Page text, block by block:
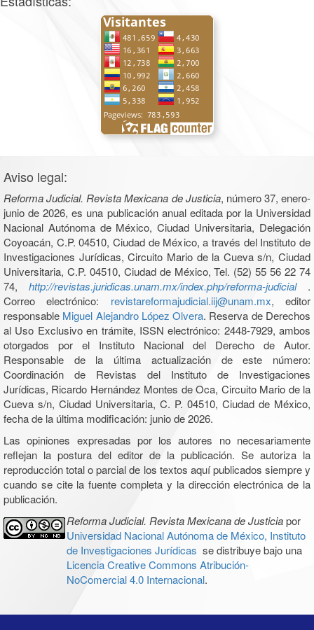
Aviso legal:
Reforma Judicial. Revista Mexicana de Justicia, número 37, enero-
junio de 2026, es una publicación anual editada por la Universidad
Nacional Autónoma de México, Ciudad Universitaria, Delegación
Coyoacán, C.P. 04510, Ciudad de México, a través del Instituto de
Investigaciones Jurídicas, Circuito Mario de la Cueva s/n, Ciudad
Universitaria, C.P. 04510, Ciudad de México, Tel. (52) 55 56 22 74
74, http://revistas.juridicas.unam.mx/index.php/reforma-judicial .
Correo electrónico: revistareformajudicial.iij@unam.mx, editor
responsable Miguel Alejandro López Olvera. Reserva de Derechos
al Uso Exclusivo en trámite, ISSN electrónico: 2448-7929, ambos
otorgados por el Instituto Nacional del Derecho de Autor.
Responsable de la última actualización de este número:
Coordinación de Revistas del Instituto de Investigaciones
Jurídicas, Ricardo Hernández Montes de Oca, Circuito Mario de la
Cueva s/n, Ciudad Universitaria, C. P. 04510, Ciudad de México,
fecha de la última modificación: junio de 2026.
Las opiniones expresadas por los autores no necesariamente
reflejan la postura del editor de la publicación. Se autoriza la
reproducción total o parcial de los textos aquí publicados siempre y
cuando se cite la fuente completa y la dirección electrónica de la
publicación.
Reforma Judicial. Revista Mexicana de Justiciapor
Universidad Nacional Autónoma de México, Instituto
de Investigaciones Jurídicas se distribuye bajo una
Licencia Creative Commons Atribución-
NoComercial 4.0 Internacional.